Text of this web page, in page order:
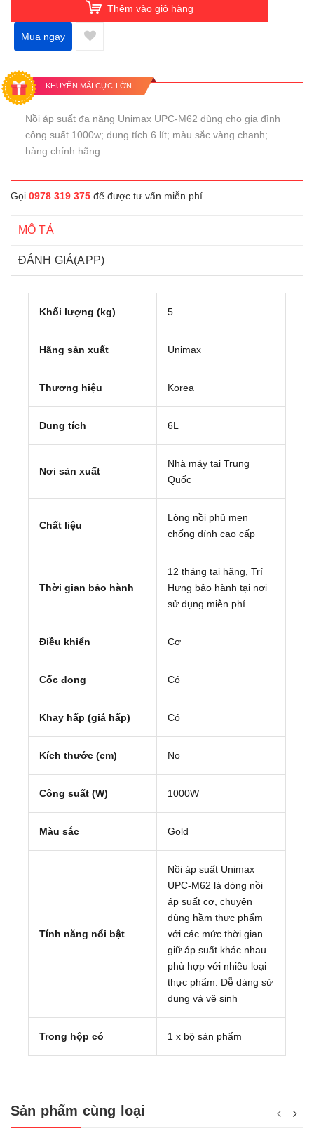
Thêm vào giỏ hàng
Mua ngay
KHUYẾN MÃI CỰC LỚN
Nồi áp suất đa năng Unimax UPC-M62 dùng cho gia đình
công suất 1000w; dung tích 6 lít; màu sắc vàng chanh;
hàng chính hãng.
Gọi 0978 319 375 để được tư vấn miễn phí
MÔ TẢ
ĐÁNH GIÁ(APP)
Khối lượng (kg) 5
Hãng sản xuất Unimax
Thương hiệu Korea
Dung tích 6L
Nơi sản xuất
Nhà máy tại Trung
Quốc
Chất liệu
Lòng nồi phủ men
chống dính cao cấp
Thời gian bảo hành
12 tháng tại hãng, Trí
Hưng bảo hành tại nơi
sử dụng miễn phí
Điều khiển Cơ
Cốc đong Có
Khay hấp (giá hấp) Có
Kích thước (cm) No
Công suất (W) 1000W
Màu sắc Gold
Tính năng nổi bật
Nồi áp suất Unimax
UPC-M62 là dòng nồi
áp suất cơ, chuyên
dùng hầm thực phẩm
với các mức thời gian
giữ áp suất khác nhau
phù hợp với nhiều loại
thực phẩm. Dễ dàng sử
dụng và vệ sinh
Trong hộp có 1 x bộ sản phẩm
Sản phẩm cùng loại